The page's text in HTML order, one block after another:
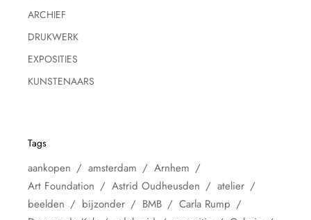
ARCHIEF
DRUKWERK
EXPOSITIES
KUNSTENAARS
Tags
aankopen amsterdam
Arnhem
Art Foundation
Astrid Oudheusden
atelier
beelden
bijzonder BMB
Carla Rump